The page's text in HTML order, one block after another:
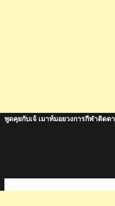
พูดคุยกับเจ้ เมาท์มอยวงการกีฬาติดต